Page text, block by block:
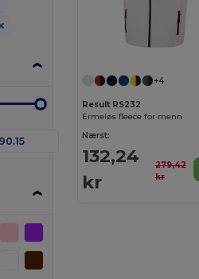
+4
Result RS232
Ermeløs fleece for menn
Nærst:
132,24
kr
279,42
kr